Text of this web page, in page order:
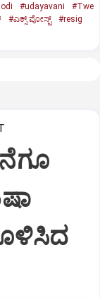
#udayavani
#Twe
#ಎಕ್ಸ್‌ ಪೋಸ್ಟ್
#resig